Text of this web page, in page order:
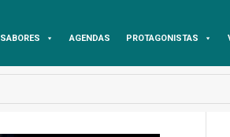
SABORES AGENDAS PROTAGONISTAS